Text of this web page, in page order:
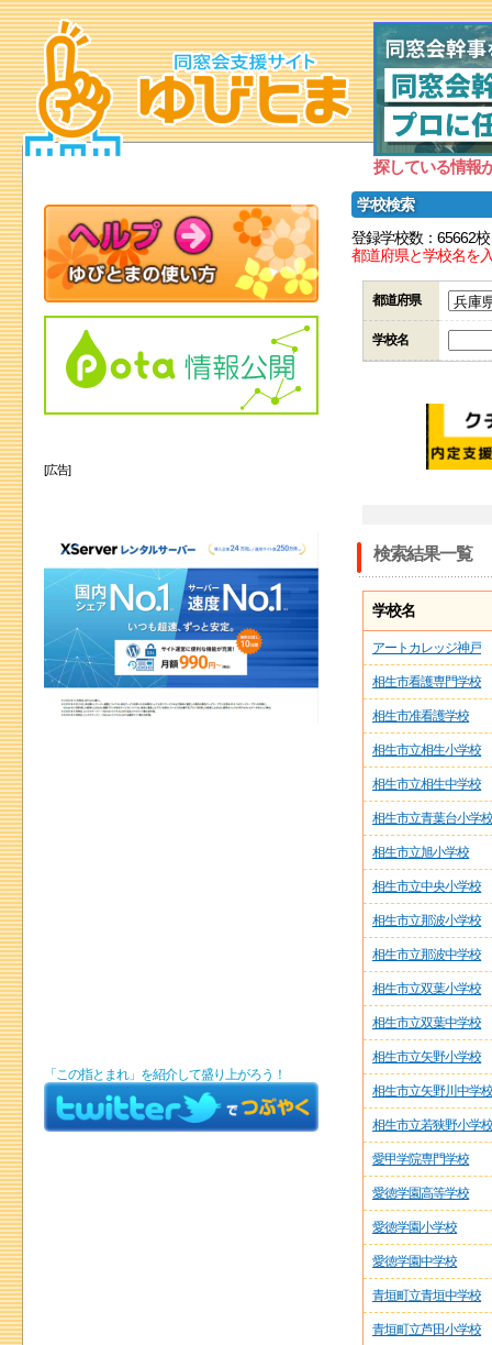
探している情報
学校検索
登録学校数：65662校
都道府県と学校名を
都道府県
学校名
検索結果一覧
学校名
アートカレッジ神戸
相生市看護専門学校
相生市准看護学校
相生市立相生小学校
相生市立相生中学校
相生市立青葉台小学校
相生市立旭小学校
相生市立中央小学校
相生市立那波小学校
相生市立那波中学校
相生市立双葉小学校
相生市立双葉中学校
相生市立矢野小学校
相生市立矢野川中学校
相生市立若狭野小学校
愛甲学院専門学校
愛徳学園高等学校
愛徳学園小学校
愛徳学園中学校
青垣町立青垣中学校
青垣町立芦田小学校
[広告]
「この指とまれ」を紹介して盛り上がろう！